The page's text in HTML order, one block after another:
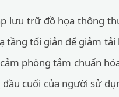
lưu trữ đồ họa thông
tầng tối giản để giảm
phòng tắm chuẩn
cuối của người sử